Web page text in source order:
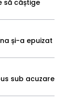
să câștige
și-a epuizat
sub acuzare